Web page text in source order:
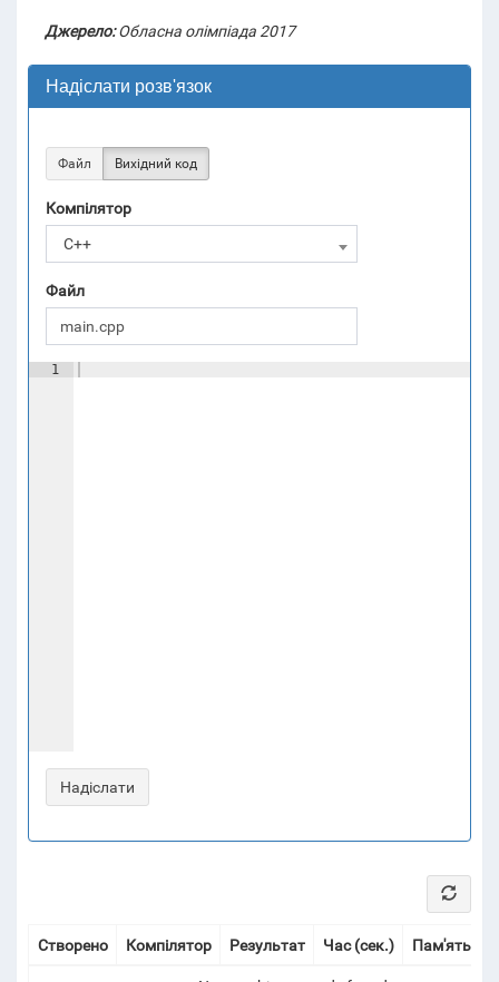
Джерело:Обласна олімпіада 2017
Надіслати розв'язок
Файл Вихідний код
Компілятор
C++
Файл
1
Створено Компілятор Результат Час (сек.) Пам'ять